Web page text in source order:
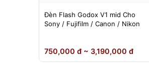
Đèn Flash Godox V1 mid Cho
Sony / Fujifilm / Canon / Nikon
750,000 đ ~ 3,190,000 đ